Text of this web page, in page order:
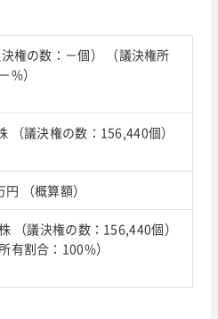
権の数：－個） （議決権所
%）
（議決権の数：156,440個）
（概算額）
（議決権の数：156,440個）
有割合：100%）